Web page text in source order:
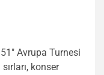
Avrupa Turnesi
konser